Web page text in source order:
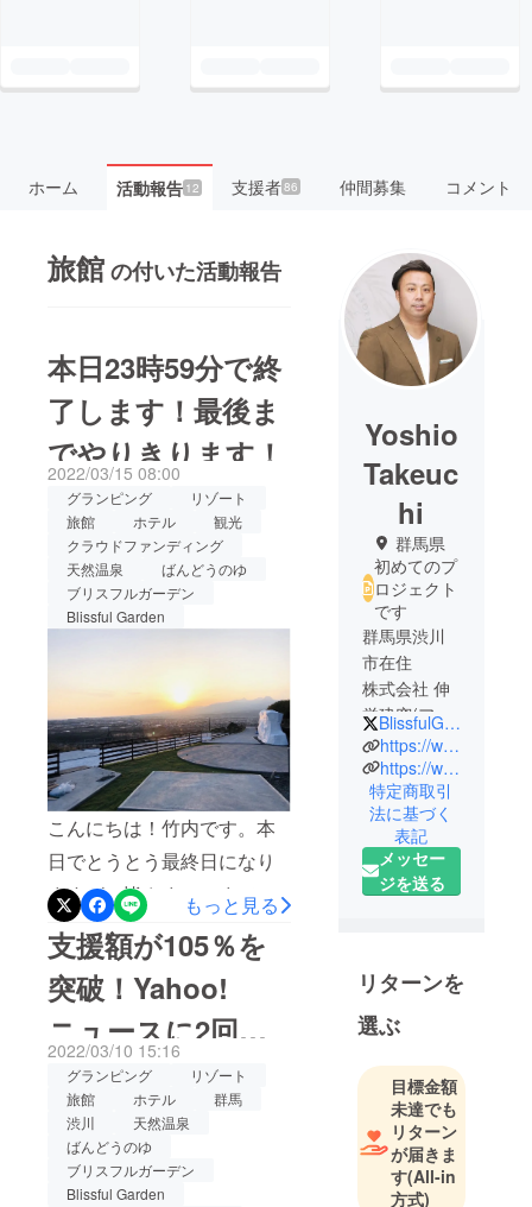
ホーム 活動報告12 支援者86 仲間募集 コメント
旅館の付いた活動報告
本日23時59分で終
了します！最後ま
でやりきります！
2022/03/15 08:00
グランピング
リゾート
旅館
ホテル
観光
クラウドファンディング
天然温泉
ばんどうのゆ
ブリスフルガーデン
Blissful Garden
こんにちは！竹内です。本
日でとうとう最終日になり
ますが、皆さまここまで沢
山のご支援をいただき、本
当にありがとうございま
す。なんと400万円を超える
支援金額、4,056,000円が集
まっております。すでにご
宿泊予定のお客さまは100名
を超えており、売り切れの
チケットも出てきておりま
すが、まだ販売中の割引チ
もっと見る
支援額が105％を
突破！Yahoo!
ニュースに2回掲
載されました！
2022/03/10 15:16
グランピング
リゾート
旅館
ホテル
群馬
渋川
天然温泉
ばんどうのゆ
ブリスフルガーデン
Blissful Garden
Yoshio
Takeuc
hi
群馬県
初めてのプ
ロジェクト
です
群馬県渋川
市在住
株式会社 伸
栄建窓(アル
ミサッシの
販売・施工)
アーティス
ト（歌手）
群馬の前橋
で創業３０
の販売、施
工会社の二
代目として
います。今
回4月にオー
プンする
BLISSFUL
GARDENを
BlissfulGarden_
https://www.instagram.com/blissful_garden2022/
https://www.facebook.com/search/top?q=%E3%82%B0%E3%83%A9%E3%83%B3%E3%83%94%E3%83%B3%E3%82%B0%E3%83%AA%E3%82%BE%E3%83%BC%E3%83%88%E7%BE%A4%E9%A6%AC%20blissful%20garden
特定商取引
法に基づく
表記
メッセー
ジを送る
リターンを
選ぶ
目標金額
未達でも
リターン
が届きま
す(All-in
方式)